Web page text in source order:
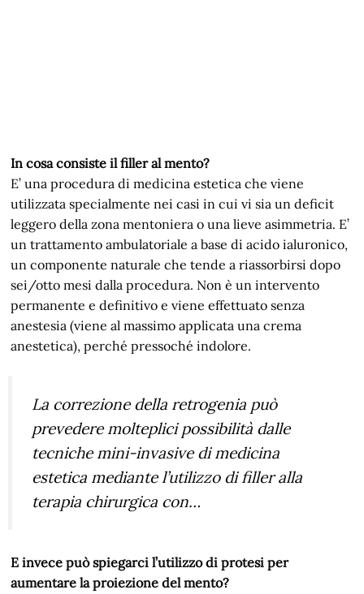
In cosa consiste il filler al mento?
E’ una procedura di medicina estetica che viene
utilizzata specialmente nei casi in cui vi sia un deficit
leggero della zona mentoniera o una lieve asimmetria. E’
un trattamento ambulatoriale a base di acido ialuronico,
un componente naturale che tende a riassorbirsi dopo
sei/otto mesi dalla procedura. Non è un intervento
permanente e definitivo e viene effettuato senza
anestesia (viene al massimo applicata una crema
anestetica), perché pressoché indolore.
La correzione della retrogenia può
prevedere molteplici possibilità dalle
tecniche mini-invasive di medicina
estetica mediante l’utilizzo di filler alla
terapia chirurgica con…
E invece può spiegarci l’utilizzo di protesi per
aumentare la proiezione del mento?